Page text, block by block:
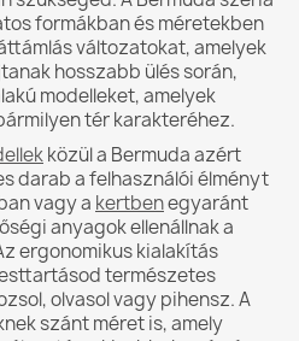
formákban és méretekben
változatokat, amelyek
hosszabb ülés során,
modelleket, amelyek
tér karakteréhez.
közül a Bermuda azért
darab a felhasználói élményt
vagy a kertbenegyaránt
anyagok ellenállnak a
ergonomikus kialakítás
természetes
olvasol vagy pihensz. A
szánt méret is, amely